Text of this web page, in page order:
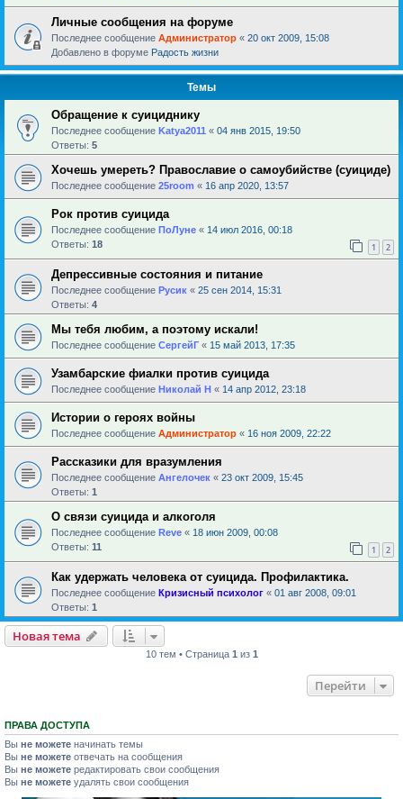
Личные сообщения на форуме
Последнее сообщение Администратор « 20 окт 2009, 15:08
Добавлено в форуме Радость жизни
Темы
Обращение к суициднику
Последнее сообщение Katya2011 « 04 янв 2015, 19:50
Ответы: 5
Хочешь умереть? Православие о самоубийстве (суициде)
Последнее сообщение 25room « 16 апр 2020, 13:57
Рок против суицида
Последнее сообщение ПоЛуне « 14 июл 2016, 00:18
Ответы: 18 1 2
Депрессивные состояния и питание
Последнее сообщение Русик « 25 сен 2014, 15:31
Ответы: 4
Мы тебя любим, а поэтому искали!
Последнее сообщение СергейГ « 15 май 2013, 17:35
Узамбарские фиалки против суицида
Последнее сообщение Николай Н « 14 апр 2012, 23:18
Истории о героях войны
Последнее сообщение Администратор « 16 ноя 2009, 22:22
Рассказики для вразумления
Последнее сообщение Ангелочек « 23 окт 2009, 15:45
Ответы: 1
О связи суицида и алкоголя
Последнее сообщение Reve « 18 июн 2009, 00:08
Ответы: 11 1 2
Как удержать человека от суицида. Профилактика.
Последнее сообщение Кризисный психолог « 01 авг 2008, 09:01
Ответы: 1
Новая тема
10 тем • Страница 1 из 1
Перейти
ПРАВА ДОСТУПА
Вы не можете начинать темы
Вы не можете отвечать на сообщения
Вы не можете редактировать свои сообщения
Вы не можете удалять свои сообщения